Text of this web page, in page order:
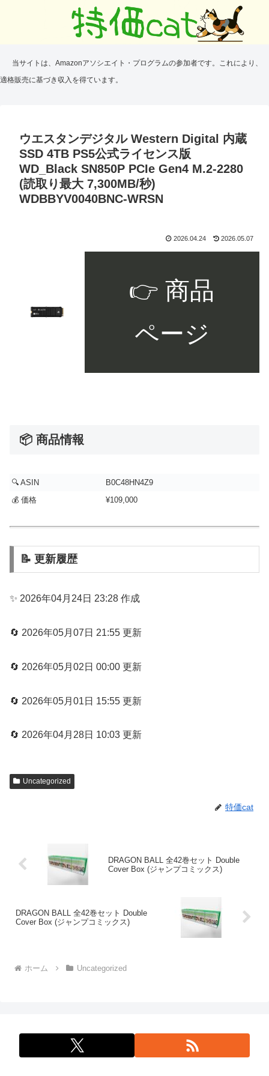
当サイトは、Amazonアソシエイト・プログラムの参加者です。これにより、
適格販売に基づき収入を得ています。
ウエスタンデジタル Western Digital 内蔵
SSD 4TB PS5公式ライセンス版
WD_Black SN850P PCIe Gen4 M.2-2280
(読取り最大 7,300MB/秒)
WDBBYV0040BNC-WRSN
2026.04.24 2026.05.07
👉 商品
ページ
📦 商品情報
🔍 ASIN
B0C48HN4Z9
💰 価格
¥109,000
📝 更新履歴
✨ 2026年04月24日 23:28 作成
🔄 2026年05月07日 21:55 更新
🔄 2026年05月02日 00:00 更新
🔄 2026年05月01日 15:55 更新
🔄 2026年04月28日 10:03 更新
Uncategorized
特価cat
DRAGON BALL 全42巻セット Double
Cover Box (ジャンプコミックス)
DRAGON BALL 全42巻セット Double
Cover Box (ジャンプコミックス)
ホーム Uncategorized